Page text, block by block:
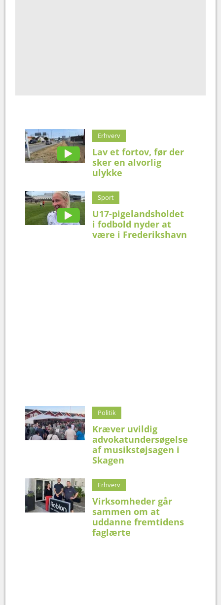
Erhverv
Lav et fortov, før der
sker en alvorlig
ulykke
Sport
U17-pigelandsholdet
i fodbold nyder at
være i Frederikshavn
Politik
Kræver uvildig
advokatundersøgelse
af musikstøjsagen i
Skagen
Erhverv
Virksomheder går
sammen om at
uddanne fremtidens
faglærte